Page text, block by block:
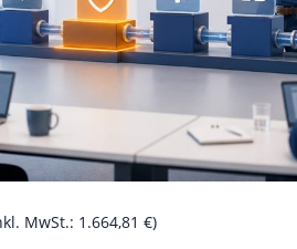
MwSt.: 1.664,81 €)